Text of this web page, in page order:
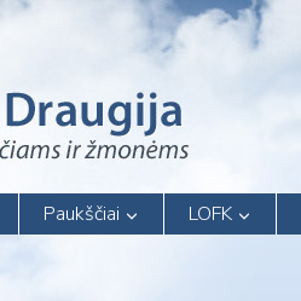
Paukščiai LOFK